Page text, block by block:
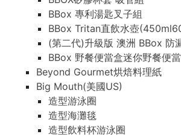
BBox 專利湯匙叉子組
BBox Tritan直飲水壺
(第二代)升級版 澳洲 BBox 防
BBox 野餐便當盒迷你野餐便
Beyond Gourmet烘焙料理紙
Big Mouth(美國US)
造型游泳圈
造型海灘毯
造型飲料杯游泳圈